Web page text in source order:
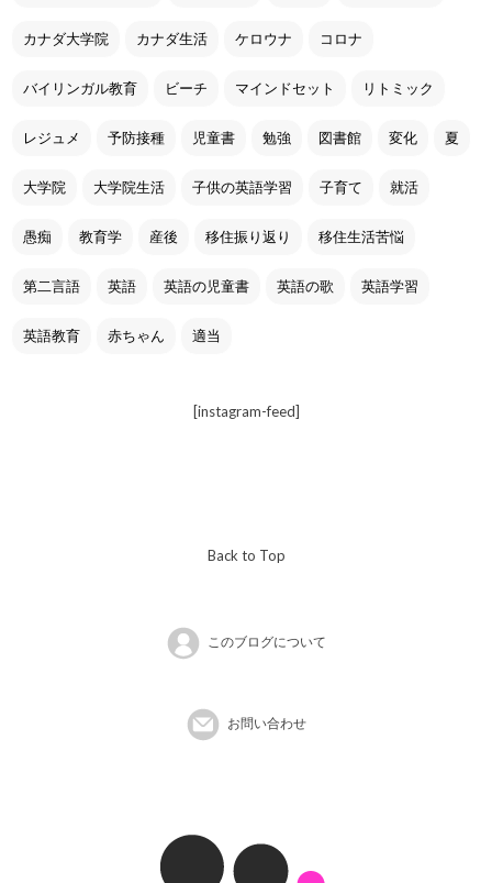
カナダ大学院 カナダ生活 ケロウナ コロナ
バイリンガル教育 ビーチ マインドセット リトミック
レジュメ 予防接種 児童書 勉強 図書館 変化 夏
大学院 大学院生活 子供の英語学習 子育て 就活
愚痴 教育学 産後 移住振り返り 移住生活苦悩
第二言語 英語 英語の児童書 英語の歌 英語学習
英語教育 赤ちゃん 適当
[instagram-feed]
Back to Top
このブログについて
お問い合わせ